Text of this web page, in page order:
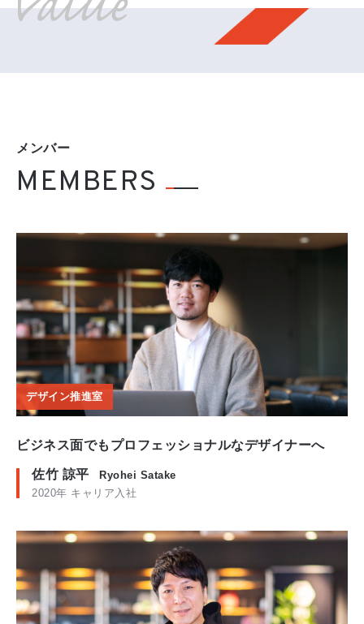
メンバー
MEMBERS
デザイン推進室
ビジネス面でもプロフェッショナルなデザイナーへ
佐竹 諒平
Ryohei Satake
2020年 キャリア入社